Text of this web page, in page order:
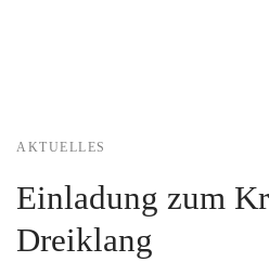
AKTUELLES
Einladung zum
Dreiklang